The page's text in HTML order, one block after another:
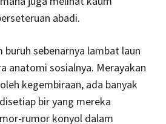
abadi.
buruh sebenarnya lambat laun
anatomi sosialnya. Merayakan
kegembiraan, ada banyak
bir yang mereka
rumor konyol dalam